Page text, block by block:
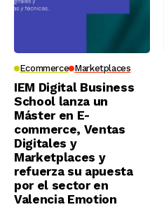
Ecommerce Marketplaces
IEM Digital Business
School lanza un
Máster en E-
commerce, Ventas
Digitales y
Marketplaces y
refuerza su apuesta
por el sector en
Valencia Emotion